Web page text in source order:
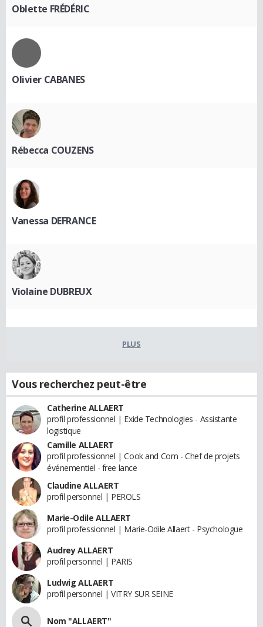
Oblette FRÉDÉRIC
Olivier CABANES
Rébecca COUZENS
Vanessa DEFRANCE
Violaine DUBREUX
PLUS
Vous recherchez peut-être
Catherine ALLAERT
profil professionnel | Exide Technologies - Assistante
logistique
Camille ALLAERT
profil professionnel | Cook and Com - Chef de projets
événementiel - free lance
Claudine ALLAERT
profil personnel | PEROLS
Marie-Odile ALLAERT
profil professionnel | Marie-Odile Allaert - Psychologue
Audrey ALLAERT
profil personnel | PARIS
Ludwig ALLAERT
profil personnel | VITRY SUR SEINE
Nom "ALLAERT"